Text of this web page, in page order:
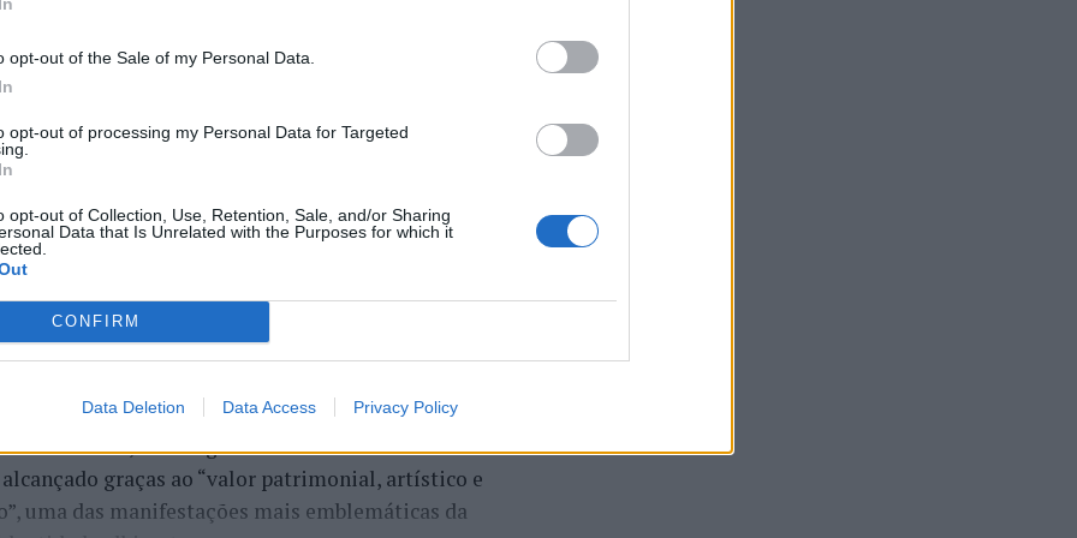
opt-out of the Sale of my Personal Data.
opt-out of processing my Personal Data for Targeted
opt-out of Collection, Use, Retention, Sale, and/or Sharing
Data that Is Unrelated with the Purposes for which it
CONFIRM
Data Deletion Data Access Privacy Policy
de Portugal, acolhe, nos dias 4 e 5 de setembro,
Branco (CCCCB), a primeira edição da
organizada pela Câmara Municipal de
e Cultura, e integrada na programação do
entre 3 e 6 de setembro.
Branco na “Rede de Cidades Criativas da
de 2023, na categoria “Artesanato e Artes
graças ao “valor patrimonial, artístico e
uma das manifestações mais emblemáticas da